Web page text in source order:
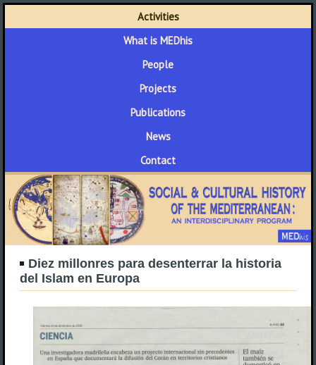
Activities
What is MEDhis
People
Projects
Publications
News
Contact
Diez millonres para desenterrar la historia
del Islam en Europa